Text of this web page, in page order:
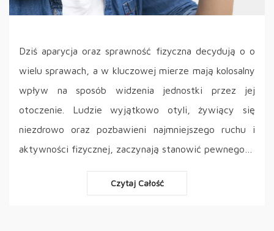
Dziś aparycja oraz sprawność fizyczna decydują o o
wielu sprawach, a w kluczowej mierze mają kolosalny
wpływ na sposób widzenia jednostki przez jej
otoczenie. Ludzie wyjątkowo otyli, żywiący się
niezdrowo oraz pozbawieni najmniejszego ruchu i
aktywności fizycznej, zaczynają stanowić pewnego…
Czytaj Całość